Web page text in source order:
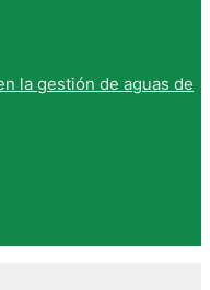
la gestión de aguas de